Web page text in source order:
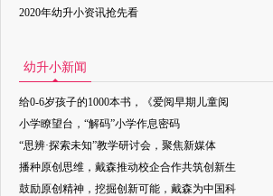
2020年幼升小资讯抢先看
幼升小新闻
给0-6岁孩子的1000本书，《爱阅早期儿童阅
小学瞭望台，“解码”小学作息密码
“思辨·探索未知”教学研讨会，聚焦新媒体
播种原创思维，戴森推动校企合作共筑创新生
鼓励原创精神，挖掘创新可能，戴森为中国科